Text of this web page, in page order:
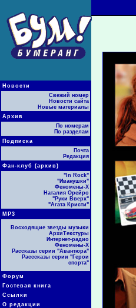
Новости
Свежий номер
Новости сайта
Новые материалы
Архив
По номерам
По разделам
Подписка
Почта
Редакция
Фан-клуб (архив)
"In Rock"
"Иванушки"
Феномены-Х
Наталия Орейро
"Руки Вверх"
"Агата Кристи"
МР3
Восходящие звезды музыки
АрхиТекстуры
Интернет-радио
Феномены-Х
Рассказы серии "Авантюра"
Расссказы серии "Герои
спорта"
Форум
Гостевая книга
Ссылки
О редакции